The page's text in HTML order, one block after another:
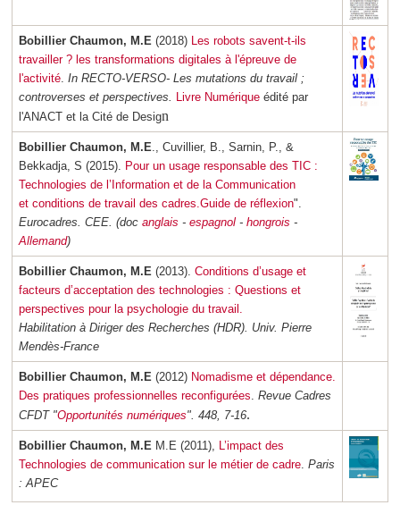
Bobillier Chaumon, M.E(2018)Les robots savent-t-ils
travailler ? les transformations digitales à l'épreuve de
l'activité. In RECTO-VERSO- Les mutations du travail ;
controverses et perspectives. Livre Numériqueédité par
l'ANACT et la Cité de Design
Bobillier Chaumon, M.E., Cuvillier, B., Sarnin, P., &
Bekkadja, S (2015). Pour un usage responsable des TIC :
Technologies de l’Information et de la Communication
et conditions de travail des cadres.Guide de réflexion".
Eurocadres. CEE. (doc anglais - espagnol- hongrois -
Allemand)
Bobillier Chaumon, M.E(2013). Conditions d’usage et
facteurs d’acceptation des technologies : Questions et
perspectives pour la psychologie du travail.
Habilitation à Diriger des Recherches (HDR). Univ. Pierre
Mendès-France
Bobillier Chaumon, M.E(2012) Nomadisme et dépendance.
Des pratiques professionnelles reconfigurées. Revue Cadres
CFDT "Opportunités numériques". 448, 7-16.
Bobillier Chaumon, M.EM.E (2011), L’impact des
Technologies de communication sur le métier de cadre. Paris
: APEC